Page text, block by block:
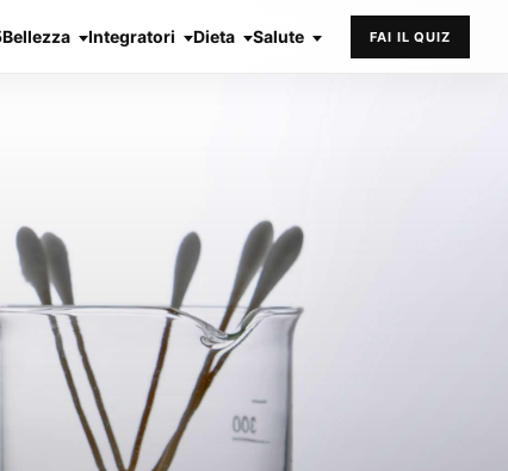
Bellezza Integratori Dieta Salute FAI IL QUIZ